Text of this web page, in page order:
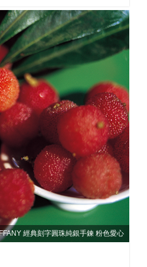
經典刻字圓珠純銀手鍊 粉色愛心